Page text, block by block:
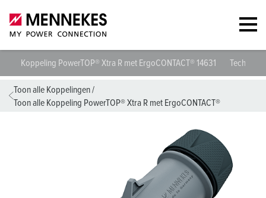
Koppeling PowerTOP® Xtra R met ErgoCONTACT® 14631
Toon alle Koppelingen/
Toon alle Koppeling PowerTOP® Xtra R met ErgoCONTACT®